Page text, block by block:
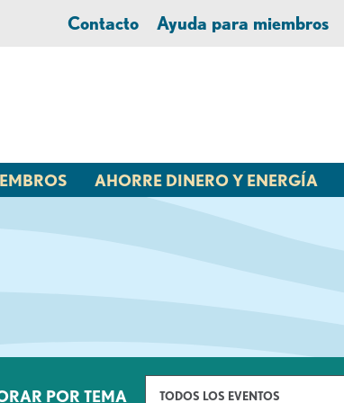
Contacto Ayuda para miembros
AHORRE DINERO Y ENERGÍA
POR TEMA TODOS LOS EVENTOS